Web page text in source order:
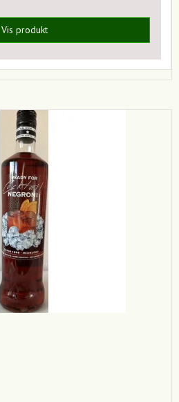
Vis produkt